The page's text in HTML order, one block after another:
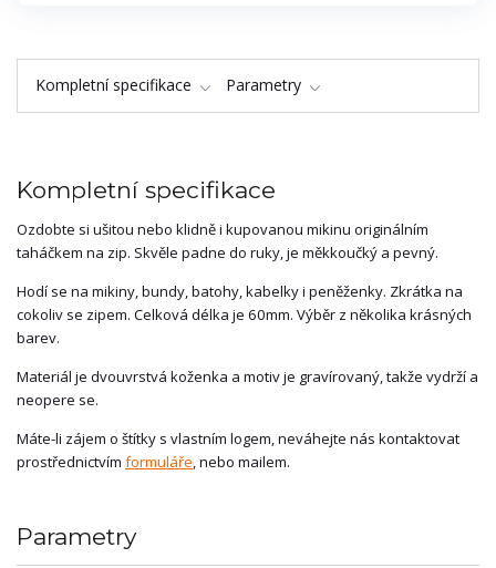
Kompletní specifikace Parametry
Kompletní specifikace
Ozdobte si ušitou nebo klidně i kupovanou mikinu originálním
taháčkem na zip. Skvěle padne do ruky, je měkkoučký a pevný.
Hodí se na mikiny, bundy, batohy, kabelky i peněženky. Zkrátka na
cokoliv se zipem. Celková délka je 60mm. Výběr z několika krásných
barev.
Materiál je dvouvrstvá koženka a motiv je gravírovaný, takže vydrží a
neopere se.
Máte-li zájem o štítky s vlastním logem, neváhejte nás kontaktovat
prostřednictvím formuláře, nebo mailem.
Parametry